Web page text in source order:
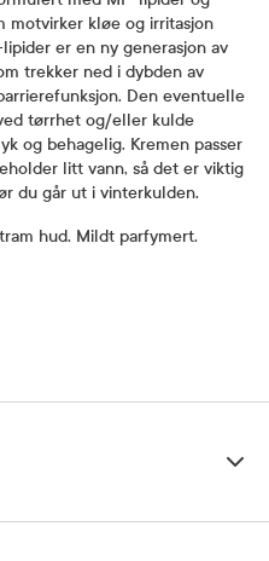
motvirker kløe og irritasjon
er en ny generasjon av
trekker ned i dybden av
Den eventuelle
tørrhet og/eller kulde
og behagelig. Kremen passer
litt vann, så det er viktig
du går ut i vinterkulden.
hud. Mildt parfymert.